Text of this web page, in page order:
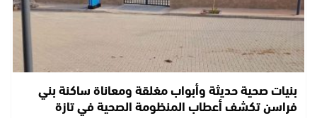
بنيات صحية حديثة وأبواب مغلقة ومعاناة ساكنة بني
فراسن تكشف أعطاب المنظومة الصحية في تازة